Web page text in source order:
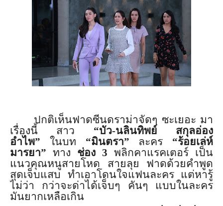
ปกติเห็นฟาดซีนดราม่าจัดๆ ซะเยอะ มา
เรื่องนี้ สาว “บัว-นลินทิพย์ สกุลอ่อง
อำไพ” ในบท “มินตรา” ละคร “ร้อยเล่ห์
มารยา” ทาง ช่อง 3 พลิกคาแรคเตอร์ เป็น
แนวคุณหนูสายโหด สายลุย ฟาดด้วยคำพูด
สุดเจ็บแสบ ทำเอาโดนใจแฟนละคร แต่หารู้
ไม่ว่า กว่าจะด่าได้เจ็บๆ คันๆ แบบในละคร
มันยากเหลือเกิน